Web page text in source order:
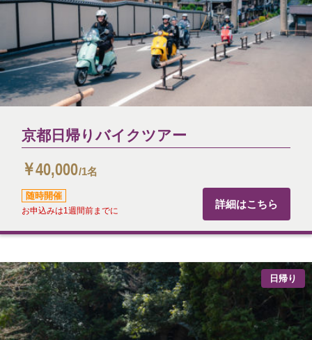
京都日帰りバイクツアー
￥40,000/1名
随時開催
お申込みは1週間前までに
詳細はこちら
日帰り